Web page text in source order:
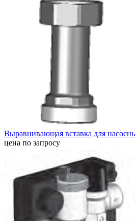
Выравнивающая вставка для
цена по запросу